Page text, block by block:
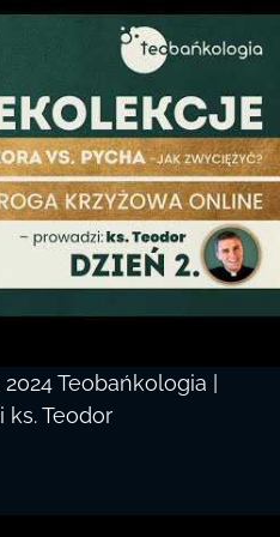
Teobańkologia |
ks. Teodor